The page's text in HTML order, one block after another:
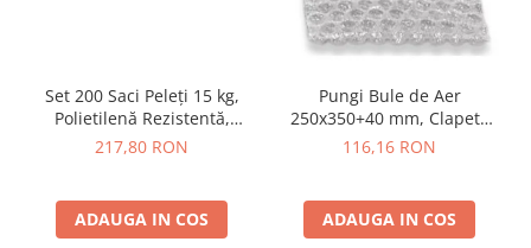
Set 200 Saci Peleți 15 kg,
Polietilenă Rezistentă,
460x700 mm, Neimprimați
217,80 RON
ADAUGA IN COS
Pungi Bule de Aer
250x350+40 mm, Clapetă
Adezivă, 80 buc
116,16 RON
ADAUGA IN COS